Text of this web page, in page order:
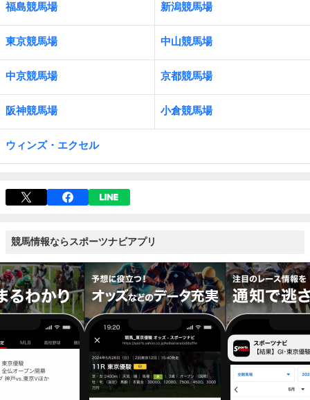
福島競馬場 新潟競馬場
東京競馬場 中山競馬場
中京競馬場 京都競馬場
阪神競馬場 小倉競馬場
ウィンズ・エクセル
競馬情報ならスポーツナビアプリ